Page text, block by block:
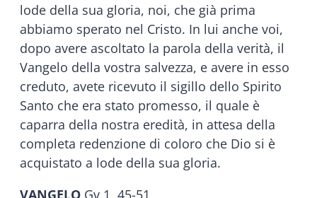
lode della sua gloria, noi, che già prima
abbiamo sperato nel Cristo. In lui anche voi,
dopo avere ascoltato la parola della verità, il
Vangelo della vostra salvezza, e avere in esso
creduto, avete ricevuto il sigillo dello Spirito
Santo che era stato promesso, il quale è
caparra della nostra eredità, in attesa della
completa redenzione di coloro che Dio si è
acquistato a lode della sua gloria.
VANGELO Gv 1, 45-51